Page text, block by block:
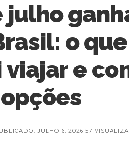
julho
o
viajar e
JULHO 6, 2026 57